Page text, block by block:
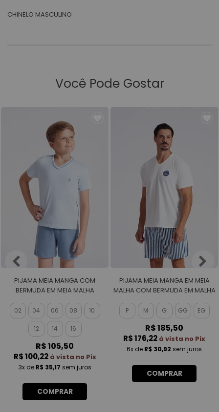
CHINELO MASCULINO
Você Pode Gostar
PIJAMA MEIA MANGA COM
BERMUDA EM MEIA MALHA
02 04 06 08 10
12 14 16
R$ 105,50
R$ 100,22 à vista no Pix
3xde R$ 35,17 sem juros
COMPRAR
PIJAMA MEIA MANGA EM MEIA
MALHA COM BERMUDA EM MALHA
P M G GG EG
R$ 185,50
R$ 176,22 à vista no Pix
6x de R$ 30,92 sem juros
COMPRAR